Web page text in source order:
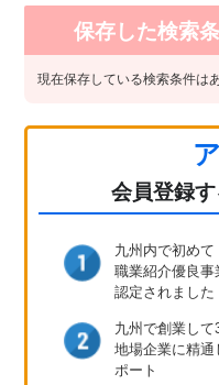
保存した検索
現在保存している検索条件は
会員登録
九州内で初めて
職業紹介優良事
認定されました
九州で創業して
地場企業に精通
ポート